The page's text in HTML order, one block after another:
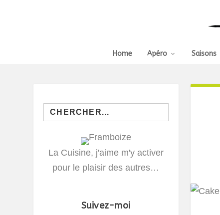
Home Apéro Saisons
Search
for:
La Cuisine, j'aime m'y activer
pour le plaisir des autres…
Suivez-moi